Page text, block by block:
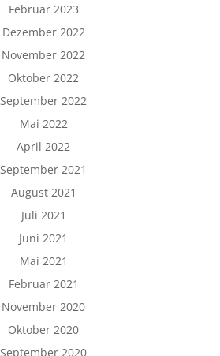
Februar 2023
Dezember 2022
November 2022
Oktober 2022
September 2022
Mai 2022
April 2022
September 2021
August 2021
Juli 2021
Juni 2021
Mai 2021
Februar 2021
November 2020
Oktober 2020
September 2020